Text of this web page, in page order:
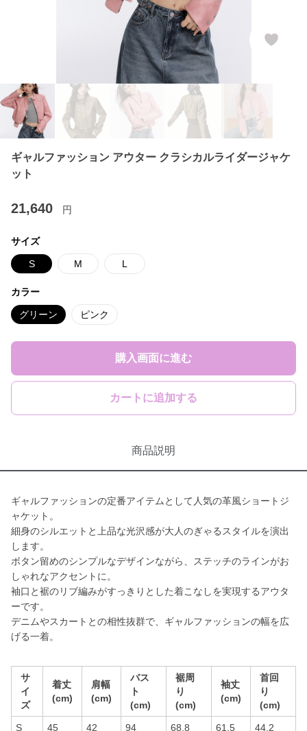
ギャルファッション アウター クラシカルライダージャケ
ット
21,640 円
サイズ
S M L
カラー
グリーン ピンク
購入画面に進む
カートに追加する
商品説明
ギャルファッションの定番アイテムとして人気の革風ショートジ
ャケット。
細身のシルエットと上品な光沢感が大人のぎゃるスタイルを演出
します。
ボタン留めのシンプルなデザインながら、ステッチのラインがお
しゃれなアクセントに。
袖口と裾のリブ編みがすっきりとした着こなしを実現するアウタ
ーです。
デニムやスカートとの相性抜群で、ギャルファッションの幅を広
げる一着。
サ
イ
ズ
着丈
(cm)
肩幅
(cm)
バス
ト
(cm)
裾周
り
(cm)
袖丈
(cm)
首回
り
(cm)
S 45 42 94 68.8 61.5 44.2